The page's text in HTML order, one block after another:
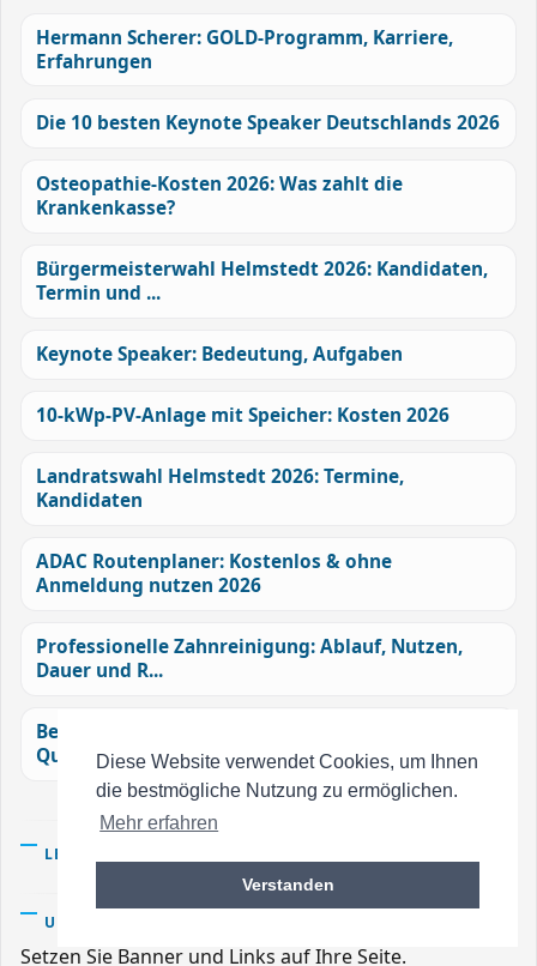
Diese Website verwendet Cookies, um Ihnen
die bestmögliche Nutzung zu ermöglichen.
Mehr erfahren
Verstanden
Hermann Scherer: GOLD-Programm, Karriere,
Erfahrungen
Die 10 besten Keynote Speaker Deutschlands 2026
Osteopathie-Kosten 2026: Was zahlt die
Krankenkasse?
Bürgermeisterwahl Helmstedt 2026: Kandidaten,
Termin und ...
Keynote Speaker: Bedeutung, Aufgaben
10-kWp-PV-Anlage mit Speicher: Kosten 2026
Landratswahl Helmstedt 2026: Termine,
Kandidaten
ADAC Routenplaner: Kostenlos & ohne
Anmeldung nutzen 2026
Professionelle Zahnreinigung: Ablauf, Nutzen,
Dauer und R...
Benotti Bikes im Test: Gravel R, Historie &
Qualität
LESETIPPS/KAUFTIPPS
UNTERSTÜTZUNG
Setzen Sie Banner und Links auf Ihre Seite.